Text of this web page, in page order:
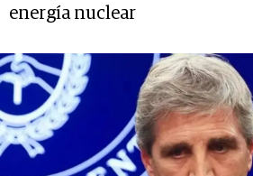
energía nuclear